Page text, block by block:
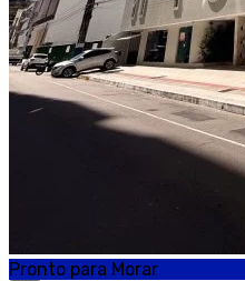
Pronto para Morar